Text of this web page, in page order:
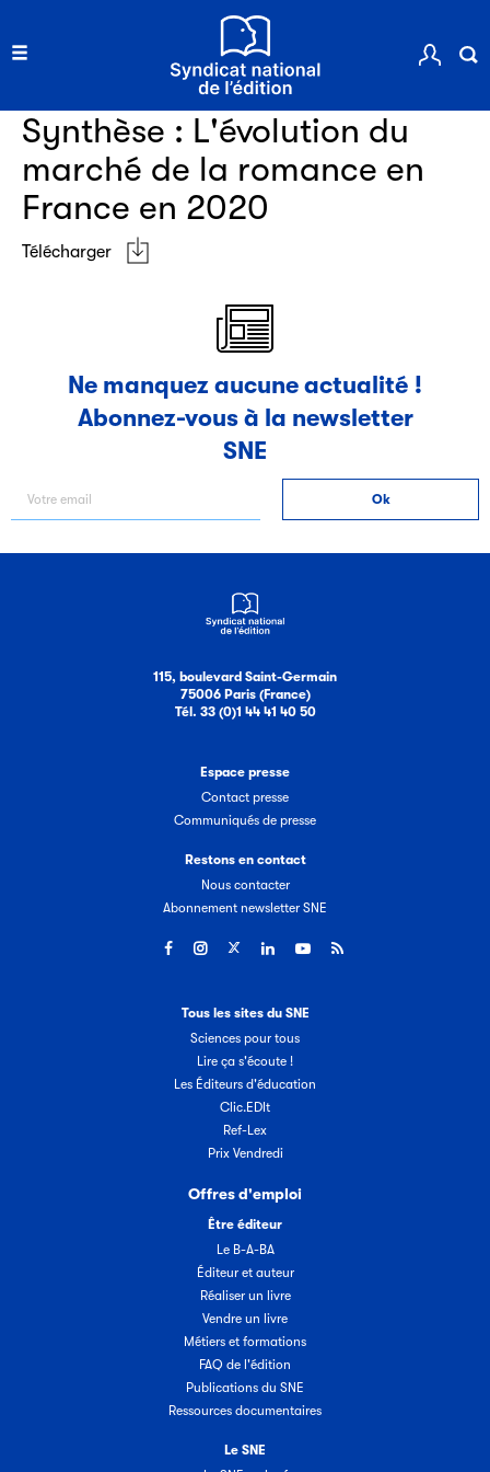
Synthèse : L'évolution du
marché de la romance en
France en 2020
Télécharger
Ne manquez aucune actualité !
Abonnez-vous à la newsletter
SNE
115, boulevard Saint-Germain
75006 Paris (France)
Tél. 33 (0)1 44 41 40 50
Espace presse
Contact presse
Communiqués de presse
Restons en contact
Nous contacter
Abonnement newsletter SNE
Tous les sites du SNE
Sciences pour tous
Lire ça s'écoute !
Les Éditeurs d'éducation
Clic.EDIt
Ref-Lex
Prix Vendredi
Offres d'emploi
Être éditeur
Le B-A-BA
Éditeur et auteur
Réaliser un livre
Vendre un livre
Métiers et formations
FAQ de l'édition
Publications du SNE
Ressources documentaires
Le SNE
Clic.EDIt, pour faciliter les échanges informatisés entre
tous les acteurs de la filière de la fabrication de livres.
Le jeu de lecture à voix haute gratuit et ouvert à tous les
enfants de CM1 et de CM2.
Partenaire
Filéas est une plateforme en ligne destinée à l’ensemble
des acteurs de la filière du livre. Suivez les ventes de vos